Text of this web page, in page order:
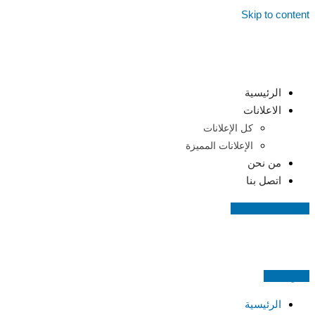
Skip to content
الرئيسية
الاعلانات
كل الإعلانات
الإعلانات المميزة
من نحن
اتصل بنا
الرئيسية